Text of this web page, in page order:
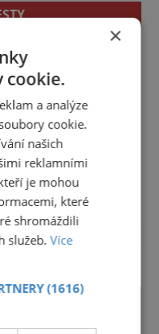
kraj
Liberecký kraj
kraj
krajPraha
krajVysočina
×
cookie.
a analýze
cookie.
našich
reklamními
je mohou
které
shromáždili
služeb.Více
(1616)